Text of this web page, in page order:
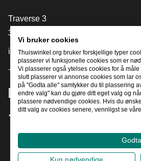
[_General:Contact]
Traverse 3
3905 NL Veenendaal
info@thuiswinkel.org
+31 (0)318 64 85 75
Vi bruker cookies
Thuiswinkel.org bruker forskjellige typer
plasserer vi funksjonelle cookies som er
Vi plasserer også ytelses cookies for å
slutt plasserer vi annonse cookies som lar
på "Godta alle" samtykker du til plassering
endre valg" kan du gjøre ditt eget valg og
plassere nødvendige cookies. Hvis du
ditt valg av cookies senere, vennligst se